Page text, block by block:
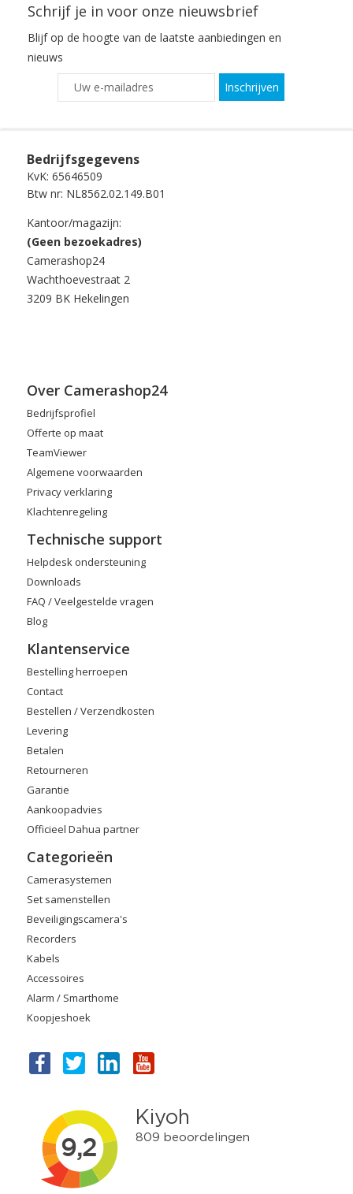
Schrijf je in voor onze nieuwsbrief
Blijf op de hoogte van de laatste aanbiedingen en
nieuws
Inschrijven
Bedrijfsgegevens
KvK: 65646509
Btw nr: NL8562.02.149.B01
Kantoor/magazijn:
(Geen bezoekadres)
Camerashop24
Wachthoevestraat 2
3209 BK Hekelingen
Over Camerashop24
Bedrijfsprofiel
Offerte op maat
TeamViewer
Algemene voorwaarden
Privacy verklaring
Klachtenregeling
Technische support
Helpdesk ondersteuning
Downloads
FAQ / Veelgestelde vragen
Blog
Klantenservice
Bestelling herroepen
Contact
Bestellen / Verzendkosten
Levering
Betalen
Retourneren
Garantie
Aankoopadvies
Officieel Dahua partner
Categorieën
Camerasystemen
Set samenstellen
Beveiligingscamera's
Recorders
Kabels
Accessoires
Alarm / Smarthome
Koopjeshoek